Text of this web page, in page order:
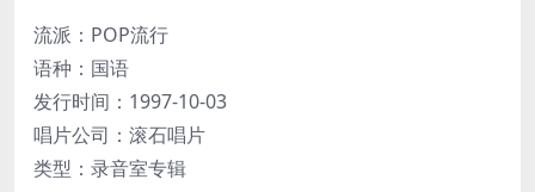
流派：POP流行
语种：国语
发行时间：1997-10-03
唱片公司：滚石唱片
类型：录音室专辑